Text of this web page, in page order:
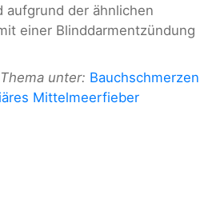
der ähnlichen
einer Blinddarmentzündung
unter: Bauchschmerzen
Mittelmeerfieber